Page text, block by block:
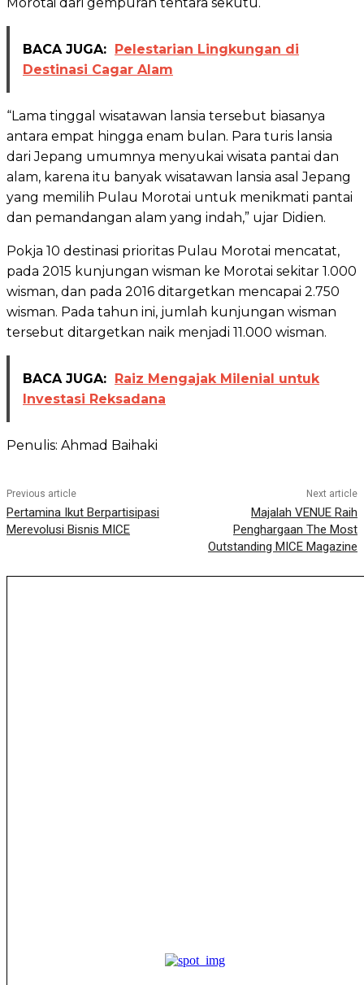
BACA JUGA: Pelestarian Lingkungan di
Destinasi Cagar Alam
“Lama tinggal wisatawan lansia tersebut biasanya
antara empat hingga enam bulan. Para turis lansia
dari Jepang umumnya menyukai wisata pantai dan
alam, karena itu banyak wisatawan lansia asal Jepang
yang memilih Pulau Morotai untuk menikmati pantai
dan pemandangan alam yang indah,” ujar Didien.
Pokja 10 destinasi prioritas Pulau Morotai mencatat,
pada 2015 kunjungan wisman ke Morotai sekitar 1.000
wisman, dan pada 2016 ditargetkan mencapai 2.750
wisman. Pada tahun ini, jumlah kunjungan wisman
tersebut ditargetkan naik menjadi 11.000 wisman.
BACA JUGA: Raiz Mengajak Milenial untuk
Investasi Reksadana
Penulis: Ahmad Baihaki
Previous article
Pertamina Ikut Berpartisipasi
Merevolusi Bisnis MICE
Next article
Majalah VENUE Raih
Penghargaan The Most
Outstanding MICE Magazine